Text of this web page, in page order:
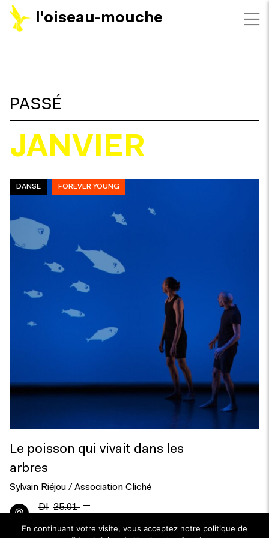
l'oiseau-mouche
FILTRES
PASSÉ
JANVIER
DANSE FOREVER YOUNG
Le poisson qui vivait dans les
arbres
Sylvain Riéjou / Association Cliché
DI 25.01 —
En continuant votre visite, vous acceptez notre politique de